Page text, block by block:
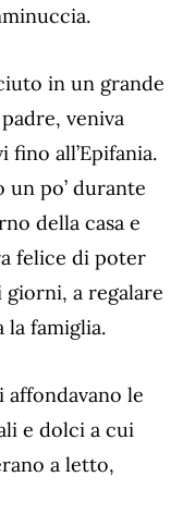
in un grande
veniva
all’Epifania.
po’ durante
della casa e
felice di poter
a regalare
famiglia.
le
e dolci a cui
a letto,